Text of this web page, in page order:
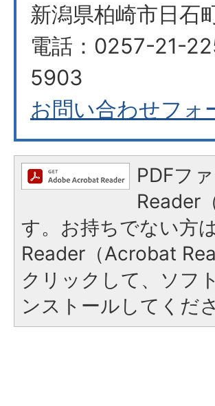
新潟県柏崎市日石
電話：0257-21-
5903
お問い合わせフォ
PDFフ
Reader
す。お持ちでない方
Reader（Acrobat
クリックして、ソフ
ンストールしてくださ